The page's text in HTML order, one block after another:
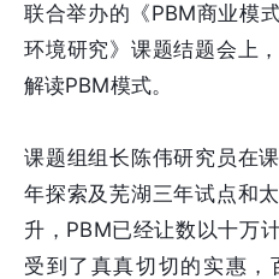
联合举办的《PBM商业模
环境研究》课题结题会上
解读PBM模式。
课题组组长陈伟研究员在
年探索及芜湖三年试点和
升，PBM已经让数以十万
受到了真真切切的实惠，